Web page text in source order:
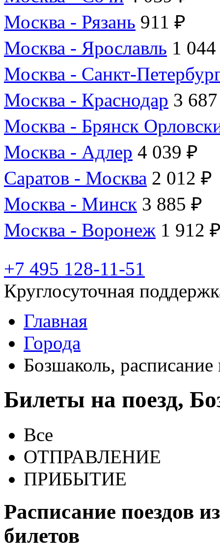
Москва - Рязань 911 ₽
Москва - Ярославль 1
Москва - Санкт-
Москва - Краснодар 3
Москва - Брянск
Москва - Адлер 4 039 ₽
Саратов - Москва 2 012 ₽
Москва - Минск 3 885 ₽
Москва - Воронеж 1 912
+7 495 128-11-51
Круглосуточная
Главная
Города
Бозшаколь, расписание
Билеты на поезд,
Все
ОТПРАВЛЕНИЕ
ПРИБЫТИЕ
Расписание поездов
билетов